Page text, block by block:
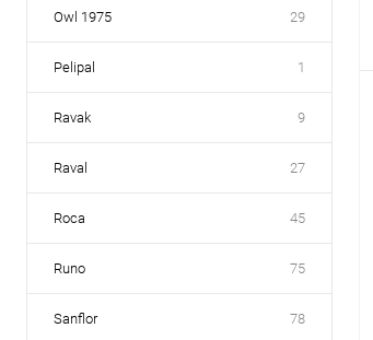
Owl 1975 29
Pelipal 1
Ravak 9
Raval 27
Roca 45
Runo 75
Sanflor 78